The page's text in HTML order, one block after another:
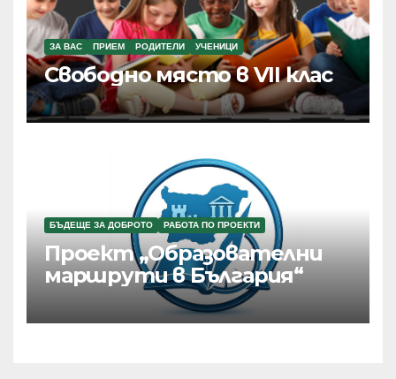
ЗА ВАС ПРИЕМ РОДИТЕЛИ УЧЕНИЦИ
Свободно място в VII клас
БЪДЕЩЕ ЗА ДОБРОТО РАБОТА ПО ПРОЕКТИ
Проект „Образователни
маршрути в България“